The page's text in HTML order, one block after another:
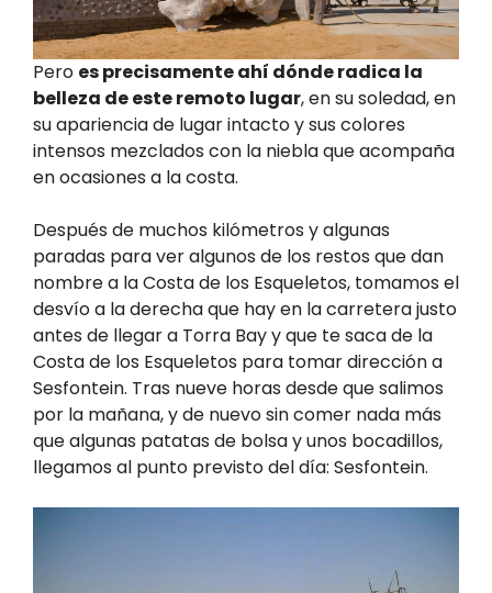
Pero es precisamente ahí dónde radica la
belleza de este remoto lugar, en su soledad, en
su apariencia de lugar intacto y sus colores
intensos mezclados con la niebla que acompaña
en ocasiones a la costa.
Después de muchos kilómetros y algunas
paradas para ver algunos de los restos que dan
nombre a la Costa de los Esqueletos, tomamos el
desvío a la derecha que hay en la carretera justo
antes de llegar a Torra Bay y que te saca de la
Costa de los Esqueletos para tomar dirección a
Sesfontein. Tras nueve horas desde que salimos
por la mañana, y de nuevo sin comer nada más
que algunas patatas de bolsa y unos bocadillos,
llegamos al punto previsto del día: Sesfontein.